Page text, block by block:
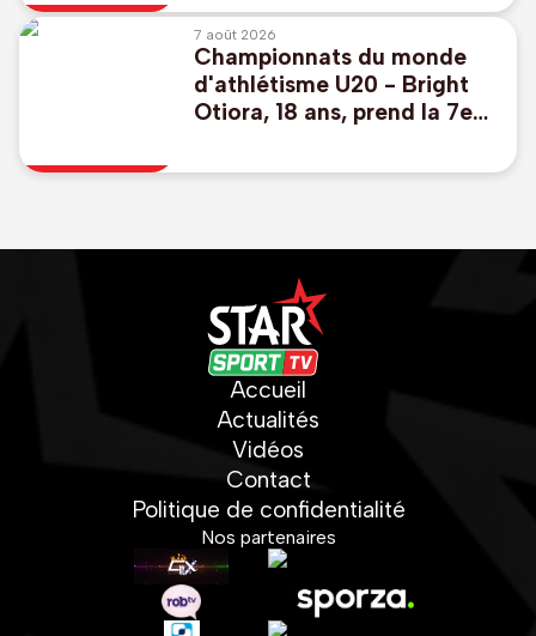
7 août 2026
Championnats du monde
d'athlétisme U20 - Bright
Otiora, 18 ans, prend la 7e
Eugene
Accueil
Actualités
Vidéos
Contact
Politique de confidentialité
Nos partenaires